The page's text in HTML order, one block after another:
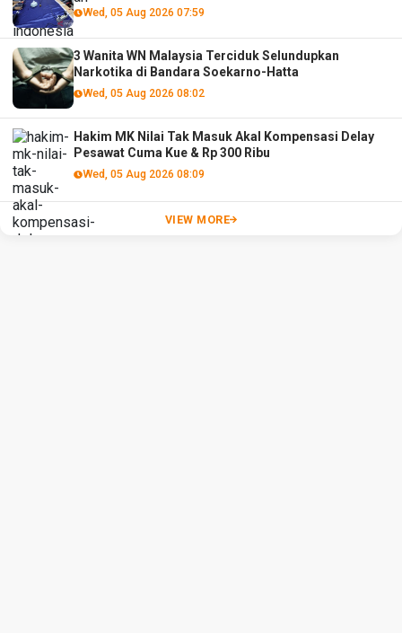
Wed, 05 Aug 2026 07:59
3 Wanita WN Malaysia Terciduk Selundupkan
Narkotika di Bandara Soekarno-Hatta
Wed, 05 Aug 2026 08:02
Hakim MK Nilai Tak Masuk Akal Kompensasi Delay
Pesawat Cuma Kue & Rp 300 Ribu
Wed, 05 Aug 2026 08:09
VIEW MORE